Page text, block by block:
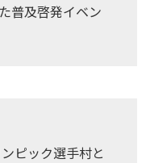
普及啓発イベン
ピック選手村と